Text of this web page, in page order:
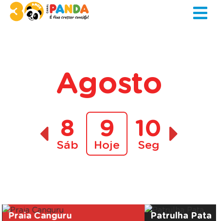
Agosto
8
Sáb
9
Hoje
10
Seg
Praia Canguru Patrulha Pata